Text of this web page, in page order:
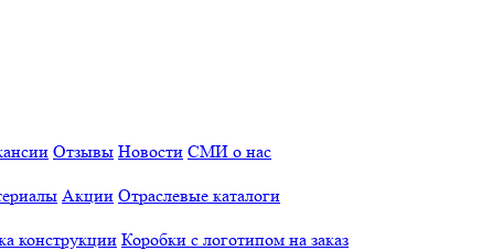
Отзывы Новости СМИ о нас
Акции Отраслевые каталоги
конструкции Коробки с логотипом на заказ